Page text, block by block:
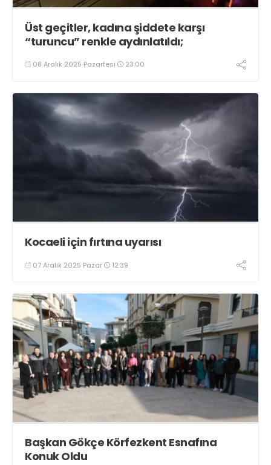
Üst geçitler, kadına şiddete karşı
“turuncu” renkle aydınlatıldı;
08 Aralık 2025 Pazartesi 23:00
Kocaeli için fırtına uyarısı
07 Aralık 2025 Pazar 12:39
Başkan Gökçe Körfezkent Esnafına
Konuk Oldu